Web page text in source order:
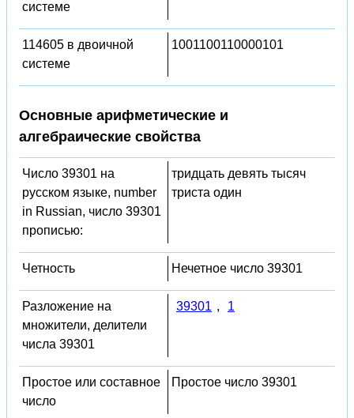
системе
114605 в двоичной
системе
1001100110000101
Основные арифметические и
алгебраические свойства
Число 39301 на
русском языке, number
in Russian, число 39301
прописью:
тридцать девять тысяч
триста один
Четность Нечетное число 39301
Разложение на
множители, делители
числа 39301
39301 , 1
Простое или составное
число
Простое число 39301